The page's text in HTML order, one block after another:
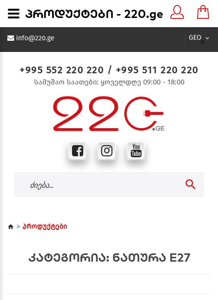
GEO
0
info@220.ge
+995 552 220 220 / +995 511 220 220
სამუშაო საათები: ყოველდღე 09:00 - 18:00
პროდუქტები
კატეგორია: ნათურა E27
პროდუქტები - 220.ge